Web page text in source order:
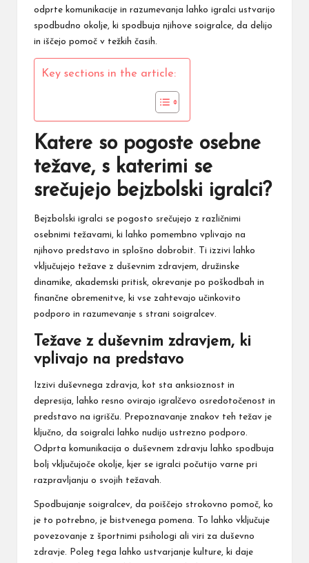
odprte komunikacije in razumevanja lahko igralci ustvarijo
spodbudno okolje, ki spodbuja njihove soigralce, da delijo
in iščejo pomoč v težkih časih.
Key sections in the article:
Katere so pogoste osebne
težave, s katerimi se
srečujejo bejzbolski igralci?
Bejzbolski igralci se pogosto srečujejo z različnimi
osebnimi težavami, ki lahko pomembno vplivajo na
njihovo predstavo in splošno dobrobit. Ti izzivi lahko
vključujejo težave z duševnim zdravjem, družinske
dinamike, akademski pritisk, okrevanje po poškodbah in
finančne obremenitve, ki vse zahtevajo učinkovito
podporo in razumevanje s strani soigralcev.
Težave z duševnim zdravjem, ki
vplivajo na predstavo
Izzivi duševnega zdravja, kot sta anksioznost in
depresija, lahko resno ovirajo igralčevo osredotočenost in
predstavo na igrišču. Prepoznavanje znakov teh težav je
ključno, da soigralci lahko nudijo ustrezno podporo.
Odprta komunikacija o duševnem zdravju lahko spodbuja
bolj vključujoče okolje, kjer se igralci počutijo varne pri
razpravljanju o svojih težavah.
Spodbujanje soigralcev, da poiščejo strokovno pomoč, ko
je to potrebno, je bistvenega pomena. To lahko vključuje
povezovanje z športnimi psihologi ali viri za duševno
zdravje. Poleg tega lahko ustvarjanje kulture, ki daje